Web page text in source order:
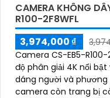
CAMERA KHÔNG
R100-2F8WFL
3,974,000 ₫
Camera CS-EB5-
độ phân giải 4K nổi
dáng người và
camera còn trang bị